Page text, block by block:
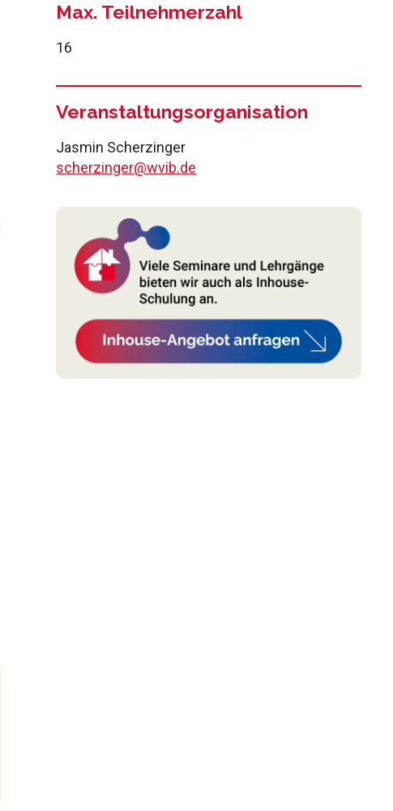
Max. Teilnehmerzahl
16
Veranstaltungsorganisation
Jasmin Scherzinger
scherzinger@wvib.de